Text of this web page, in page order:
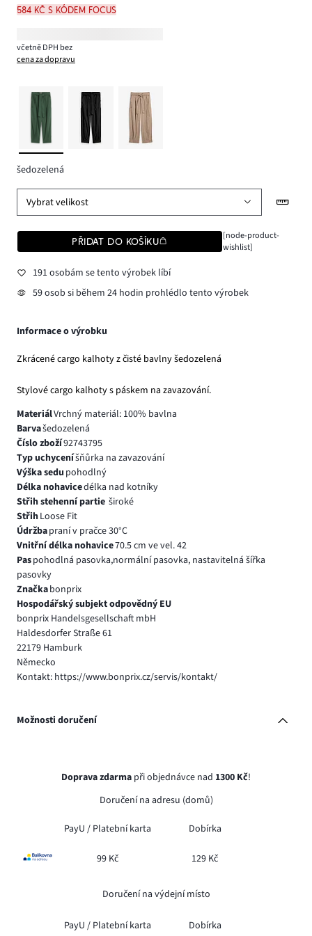
584 Kč s kódem FOCUS
včetně DPH bez
cena za dopravu
šedozelená
Vybrat velikost
PŘIDAT DO KOŠÍKU
[node-product-
wishlist]
191 osobám se tento výrobek líbí
59 osob si během 24 hodin prohlédlo tento výrobek
Informace o výrobku
Zkrácené cargo kalhoty z čisté bavlny šedozelená
Stylové cargo kalhoty s páskem na zavazování.
MateriálVrchný materiál: 100% bavlna
Barvašedozelená
Číslo zboží92743795
Typ uchyceníšňůrka na zavazování
Výška sedu pohodlný
Délka nohavicedélka nad kotníky
Střih stehenní partie široké
StřihLoose Fit
Údržbapraní v pračce 30°C
Vnitřní délka nohavice70.5 cm ve vel. 42
Paspohodlná pasovka,normální pasovka, nastavitelná šířka
pasovky
Značkabonprix
Hospodářský subjekt odpovědný EU
bonprix Handelsgesellschaft mbH
Haldesdorfer Straße 61
22179 Hamburk
Německo
Kontakt: https://www.bonprix.cz/servis/kontakt/
Možnosti doručení
Doprava zdarma při objednávce nad 1300 Kč!
Doručení na adresu (domů)
PayU / Platební karta Dobírka
99 Kč 129 Kč
Doručení na výdejní místo
PayU / Platební karta Dobírka